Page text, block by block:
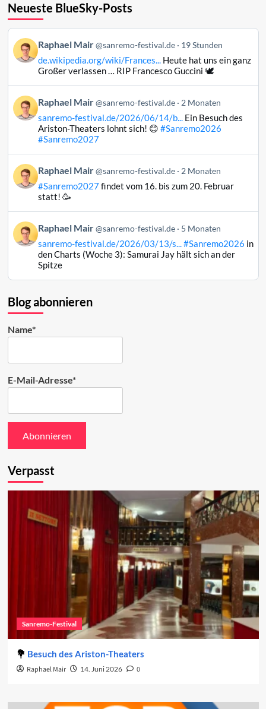
Neueste BlueSky-Posts
Beitrag
von
Raphael
Bluesky
ansehen
Raphael Mair @sanremo-festival.de 19 Stunden
de.wikipedia.org/wiki/Frances...Heute hat uns ein ganz
Großer verlassen … RIP Francesco Guccini 🕊️
Beitrag
von
Raphael
ansehen
Raphael Mair @sanremo-festival.de 2 Monaten
sanremo-festival.de/2026/06/14/b...Ein Besuch des
Ariston-Theaters lohnt sich! 😊 #Sanremo2026
#Sanremo2027
Beitrag
von
Raphael
Bluesky
ansehen
Raphael Mair @sanremo-festival.de 2 Monaten
#Sanremo2027findet vom 16. bis zum 20. Februar
statt! 🥳
Beitrag
von
Raphael
ansehen
Raphael Mair @sanremo-festival.de 5 Monaten
sanremo-festival.de/2026/03/13/s...#Sanremo2026 in
den Charts (Woche 3): Samurai Jay hält sich an der
Spitze
Blog abonnieren
Name*
E-Mail-Adresse*
Verpasst
Sanremo-Festival
Besuch des Ariston-Theaters
Raphael Mair 14. Juni 2026 0